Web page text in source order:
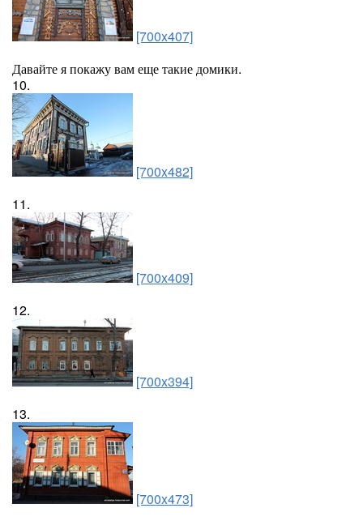
[700x407]
Давайте я покажу вам еще такие домики.
10.
[700x482]
11.
[700x409]
12.
[700x394]
13.
[700x473]